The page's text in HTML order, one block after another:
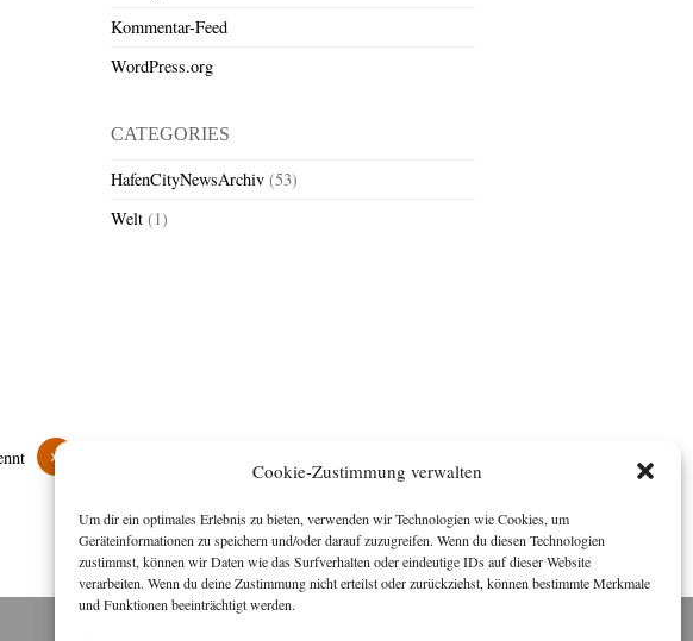
Cookie-Zustimmung verwalten
Um dir ein optimales Erlebnis zu bieten, verwenden wir Technologien wie Cookies, um
Geräteinformationen zu speichern und/oder darauf zuzugreifen. Wenn du diesen Technologien
zustimmst, können wir Daten wie das Surfverhalten oder eindeutige IDs auf dieser Website
verarbeiten. Wenn du deine Zustimmung nicht erteilst oder zurückziehst, können bestimmte Merkmale
und Funktionen beeinträchtigt werden.
»
Kommentar-Feed
WordPress.org
CATEGORIES
HafenCityNewsArchiv (53)
Welt (1)